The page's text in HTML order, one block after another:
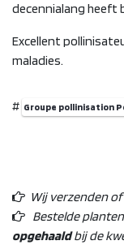
decennialang heeft
Excellent
maladies.
# Groupe pollinisation
Wij verzenden
Bestelde
opgehaaldbij de